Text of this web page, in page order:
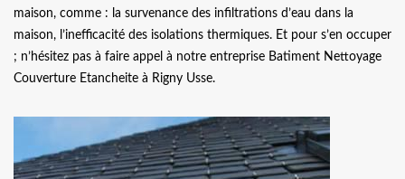
maison, comme : la survenance des infiltrations d’eau dans la
maison, l’inefficacité des isolations thermiques. Et pour s’en occuper
; n’hésitez pas à faire appel à notre entreprise Batiment Nettoyage
Couverture Etancheite à Rigny Usse.